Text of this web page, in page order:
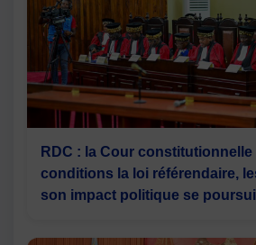
RDC : la Cour
conditions la loi référendaire,
son impact politique se